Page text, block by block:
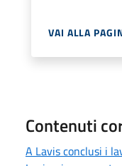
VAI ALLA
Contenuti
A Lavis conclusi i